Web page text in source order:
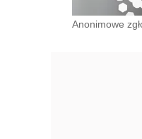
Anonimowe